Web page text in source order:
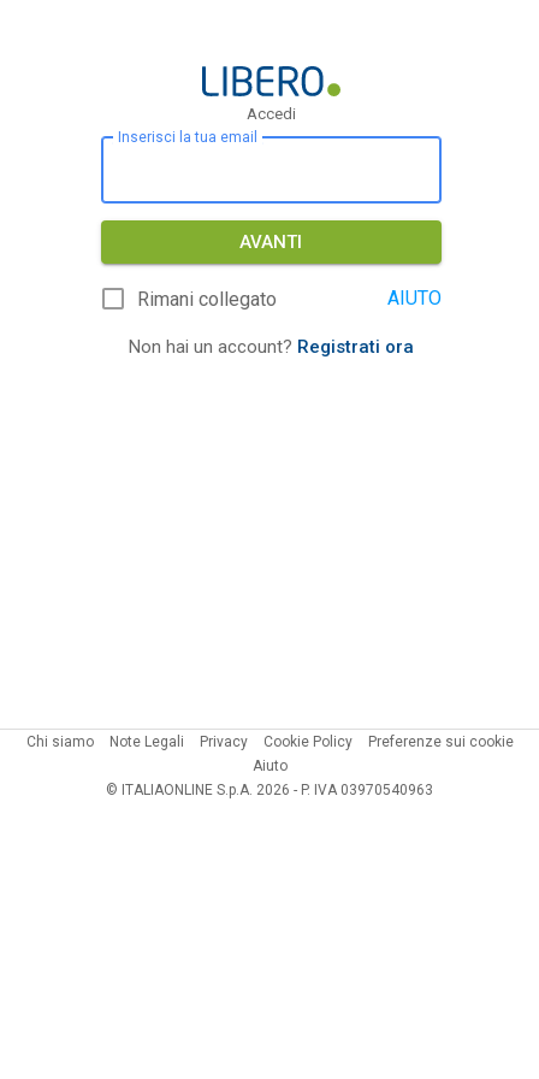
Accedi
Inserisci la tua email
AVANTI
Rimani collegato AIUTO
Non hai un account? Registrati ora
Chi siamo Note Legali Privacy Cookie Policy
Preferenze sui cookie
Aiuto
© ITALIAONLINE S.p.A. 2026 - P. IVA 03970540963